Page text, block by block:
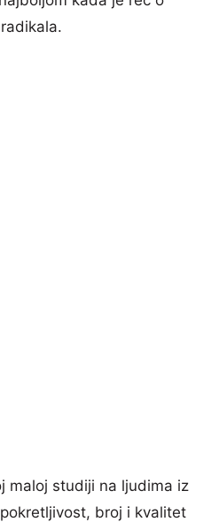
maloj studiji na ljudima iz
broj i kvalitet